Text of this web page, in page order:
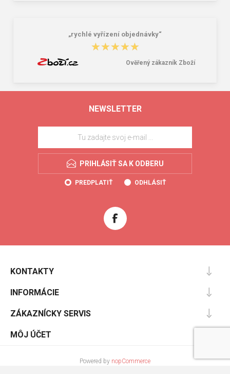
„rychlé vyřízení objednávky“
★★★★★
★★★★★
Ověřený zákazník Zboží
NEWSLETTER
PRIHLÁSIŤ SA K ODBERU
PREDPLATIŤ ODHLÁSIŤ
KONTAKTY
INFORMÁCIE
ZÁKAZNÍCKY SERVIS
MÔJ ÚČET
Powered by nopCommerce